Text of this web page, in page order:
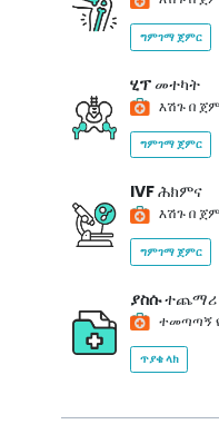
ግምገማ ጀምር
ሂፕመተካት
እሽጉ በ
ግምገማ ጀምር
IVFሕክምና
እሽጉ በ
ግምገማ ጀምር
ያስሱተጨማሪ
ተመጣጣኝ
ጥያቄ ላክ